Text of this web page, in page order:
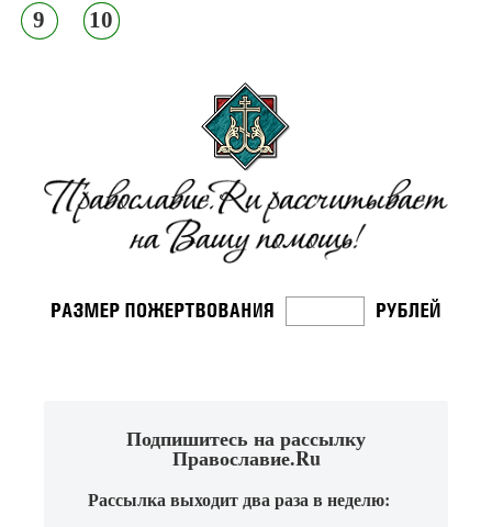
9 10
Подпишитесь на рассылку
Православие.Ru
Рассылка выходит два раза в неделю: